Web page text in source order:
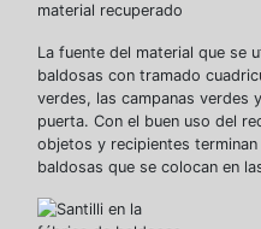
material recuperado
La fuente del material que se
baldosas con tramado
verdes, las campanas verdes
puerta. Con el buen uso del
objetos y recipientes
baldosas que se colocan en